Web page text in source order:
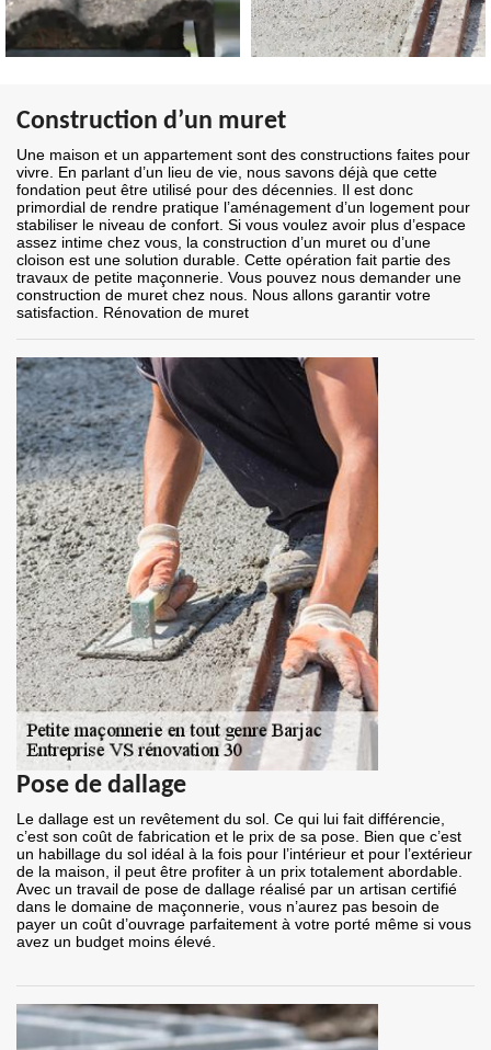
Construction d’un muret
Une maison et un appartement sont des constructions faites pour
vivre. En parlant d’un lieu de vie, nous savons déjà que cette
fondation peut être utilisé pour des décennies. Il est donc
primordial de rendre pratique l’aménagement d’un logement pour
stabiliser le niveau de confort. Si vous voulez avoir plus d’espace
assez intime chez vous, la construction d’un muret ou d’une
cloison est une solution durable. Cette opération fait partie des
travaux de petite maçonnerie. Vous pouvez nous demander une
construction de muret chez nous. Nous allons garantir votre
satisfaction. Rénovation de muret
Pose de dallage
Le dallage est un revêtement du sol. Ce qui lui fait différencie,
c’est son coût de fabrication et le prix de sa pose. Bien que c’est
un habillage du sol idéal à la fois pour l’intérieur et pour l’extérieur
de la maison, il peut être profiter à un prix totalement abordable.
Avec un travail de pose de dallage réalisé par un artisan certifié
dans le domaine de maçonnerie, vous n’aurez pas besoin de
payer un coût d’ouvrage parfaitement à votre porté même si vous
avez un budget moins élevé.